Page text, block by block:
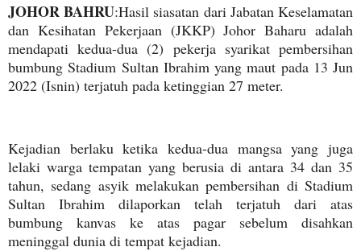
JOHOR BAHRU:Hasil siasatan dari Jabatan Keselamatan
dan Kesihatan Pekerjaan (JKKP) Johor Baharu adalah
mendapati kedua-dua (2) pekerja syarikat pembersihan
bumbung Stadium Sultan Ibrahim yang maut pada 13 Jun
2022 (Isnin) terjatuh pada ketinggian 27 meter.
Kejadian berlaku ketika kedua-dua mangsa yang juga
lelaki warga tempatan yang berusia di antara 34 dan 35
tahun, sedang asyik melakukan pembersihan di Stadium
Sultan Ibrahim dilaporkan telah terjatuh dari atas
bumbung kanvas ke atas pagar sebelum disahkan
meninggal dunia di tempat kejadian.